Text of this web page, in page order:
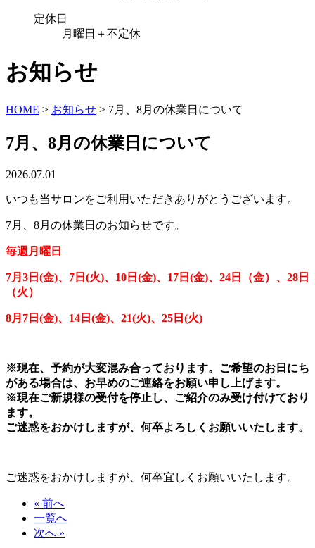
定休日
月曜日＋不定休
お知らせ
HOME > お知らせ > 7月、8月の休業日について
7月、8月の休業日について
2026.07.01
いつも当サロンをご利用いただきありがとうございます。
7月、8月の休業日のお知らせです。
毎週月曜日
7月3日(金)、7日(火)、10日(金)、17日(金)、24日（金）、28日
（火）
8月7日(金)、14日(金)、21(火)、25日(火)
※現在、予約が大変混み合っております。ご希望のお日にち
がある場合は、お早めのご連絡をお願い申し上げます。
※現在ご新規様の受付を停止し、ご紹介のみ受け付けており
ます。
ご迷惑をおかけしますが、何卒よろしくお願いいたします。
ご迷惑をおかけしますが、何卒宜しくお願いいたします。
« 前へ
一覧へ
次へ »